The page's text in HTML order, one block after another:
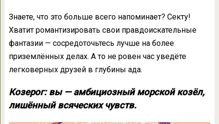
Знаете, что это больше всего напоминает? Секту!
Хватит романтизировать свои правдоискательные
фантазии — сосредоточьтесь лучше на более
приземлённых делах. А то не ровен час уведёте
легковерных друзей в глубины ада.
Козерог: вы — амбициозный морской козёл,
лишённый всяческих чувств.